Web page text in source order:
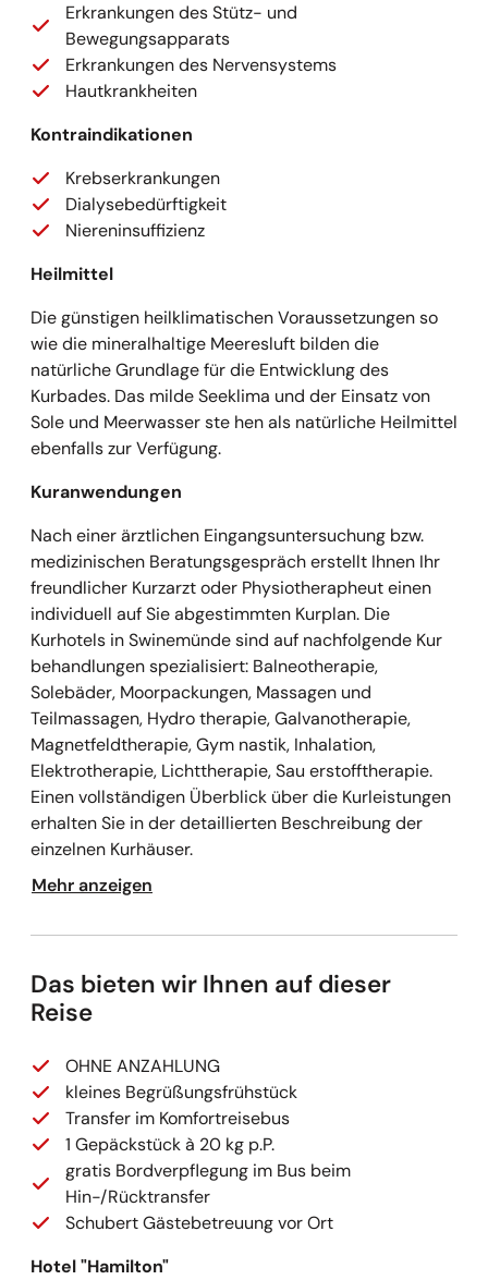
Erkrankungen des Stütz- und
Bewegungsapparats
Erkrankungen des Nervensystems
Hautkrankheiten
Kontraindikationen
Krebserkrankungen
Dialysebedürftigkeit
Niereninsuffizienz
Heilmittel
Die günstigen heilklimatischen Voraussetzungen so
wie die mineralhaltige Meeresluft bilden die
natürliche Grundlage für die Entwicklung des
Kurbades. Das milde Seeklima und der Einsatz von
Sole und Meerwasser ste hen als natürliche Heilmittel
ebenfalls zur Verfügung.
Kuranwendungen
Nach einer ärztlichen Eingangsuntersuchung bzw.
medizinischen Beratungsgespräch erstellt Ihnen Ihr
freundlicher Kurzarzt oder Physiotherapheut einen
individuell auf Sie abgestimmten Kurplan. Die
Kurhotels in Swinemünde sind auf nachfolgende Kur
behandlungen spezialisiert: Balneotherapie,
Solebäder, Moorpackungen, Massagen und
Teilmassagen, Hydro therapie, Galvanotherapie,
Magnetfeldtherapie, Gym nastik, Inhalation,
Elektrotherapie, Lichttherapie, Sau erstofftherapie.
Einen vollständigen Überblick über die Kurleistungen
erhalten Sie in der detaillierten Beschreibung der
einzelnen Kurhäuser.
Mehr anzeigen
Das bieten wir Ihnen auf dieser
Reise
OHNE ANZAHLUNG
kleines Begrüßungsfrühstück
Transfer im Komfortreisebus
1 Gepäckstück à 20 kg p.P.
gratis Bordverpflegung im Bus beim
Hin-/Rücktransfer
Schubert Gästebetreuung vor Ort
Hotel "Hamilton"